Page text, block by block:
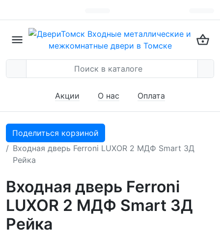
Акции О нас Оплата
Поделиться корзиной
Входная дверь Ferroni LUXOR 2 МДФ Smart 3Д
Рейка
Входная дверь Ferroni
LUXOR 2 МДФ Smart 3Д
Рейка